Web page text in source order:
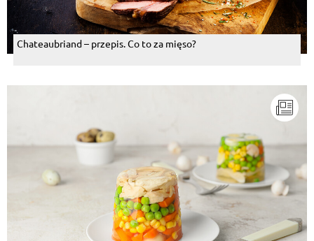
Chateaubriand – przepis. Co to za mięso?